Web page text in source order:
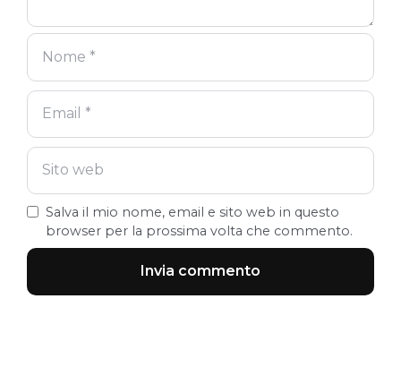
Salva il mio nome, email e sito web in questo
browser per la prossima volta che commento.